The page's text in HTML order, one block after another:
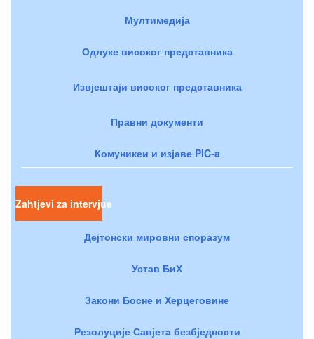
Мултимедија
Одлуке високог представника
Извјештаји високог представника
Правни документи
Комуникеи и изјаве PIC-a
Zahtjevi za intervjue
Дејтонски мировни споразум
Устав БиХ
Закони Босне и Херцеговине
Резолуције Савјета безбједности